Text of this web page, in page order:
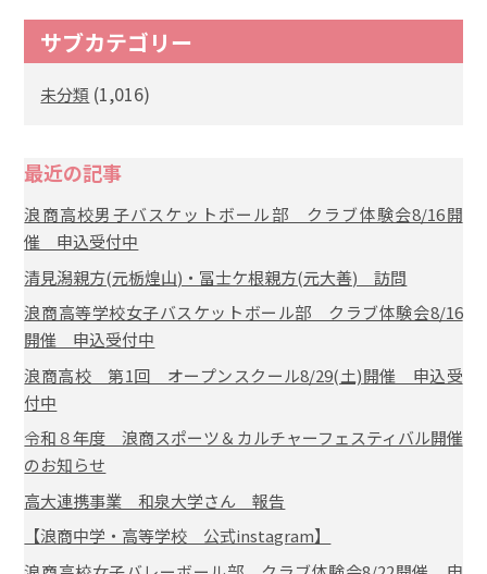
サブカテゴリー
未分類 (1,016)
最近の記事
浪商高校男子バスケットボール部 クラブ体験会8/16開
催 申込受付中
清見潟親方(元栃煌山)・冨士ケ根親方(元大善) 訪問
浪商高等学校女子バスケットボール部 クラブ体験会8/16
開催 申込受付中
浪商高校 第1回 オープンスクール8/29(土)開催 申込受
付中
令和８年度 浪商スポーツ＆カルチャーフェスティバル開催
のお知らせ
高大連携事業 和泉大学さん 報告
【浪商中学・高等学校 公式instagram】